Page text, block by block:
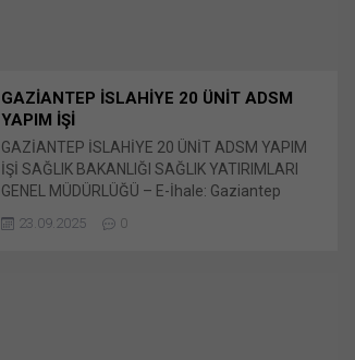
GAZİANTEP İSLAHİYE 20 ÜNİT ADSM
YAPIM İŞİ
GAZİANTEP İSLAHİYE 20 ÜNİT ADSM YAPIM
İŞİ SAĞLIK BAKANLIĞI SAĞLIK YATIRIMLARI
GENEL MÜDÜRLÜĞÜ – E-İhale: Gaziantep
no Bunu paylaş: X'te paylaşmak için tıklayın
23.09.2025 0